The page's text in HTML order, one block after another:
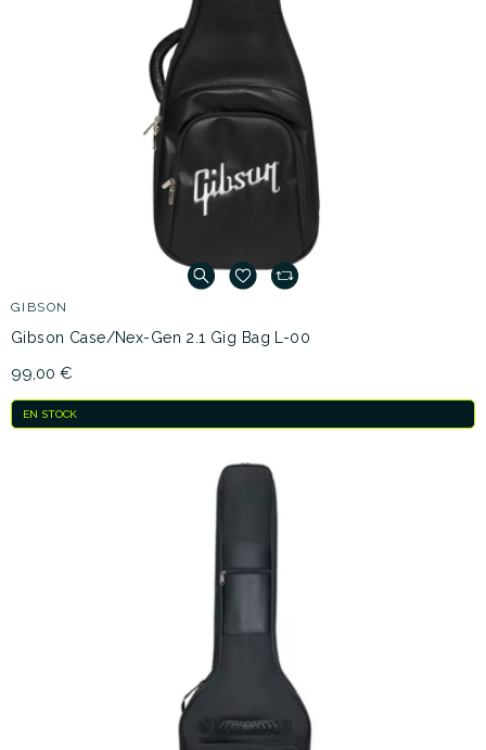
GIBSON
Gibson Case/Nex-Gen 2.1 Gig Bag L-00
99,00 €
EN STOCK